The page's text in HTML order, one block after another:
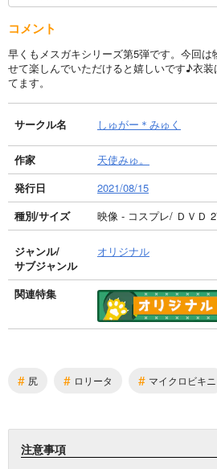
コメント
早くもメスガキシリーズ第5弾です。今回
せて楽しんでいただけると嬉しいです♪衣
てます。
サークル名 しゅがー＊みゅく
作家
天使みゅ。
発行日
2021/08/15
種別/サイズ
映像 - コスプレ/ ＤＶＤ
ジャンル/
サブジャンル
オリジナル
関連特集
# 尻 # ロリータ # マイクロビキニ
注意事項